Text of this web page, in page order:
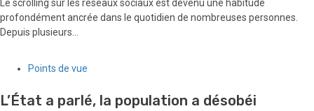
Le scrolling sur les réseaux sociaux est devenu une habitude
profondément ancrée dans le quotidien de nombreuses personnes.
Depuis plusieurs...
Points de vue
L’État a parlé, la population a désobéi